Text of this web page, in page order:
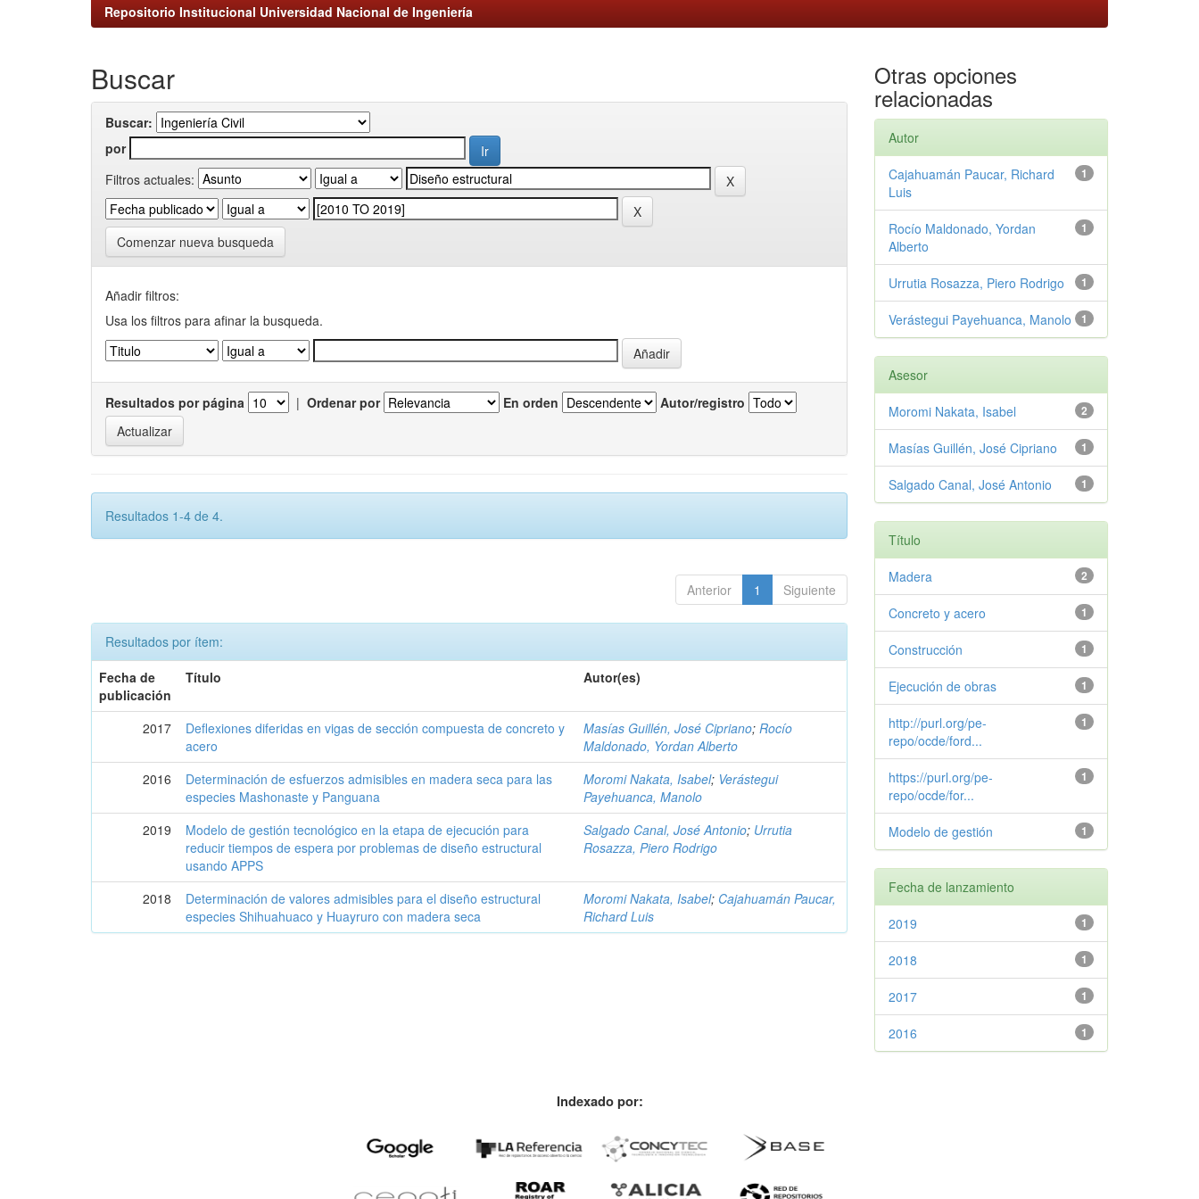
Repositorio Institucional Universidad Nacional de Ingeniería
Buscar
Buscar:
por
Filtros actuales:
Comenzar nueva busqueda
Añadir filtros:
Usa los filtros para afinar la busqueda.
Resultados por página | Ordenar por En orden Autor/registro
Resultados 1-4 de 4.
Anterior 1 Siguiente
Resultados por ítem:
Fecha de
publicación
Título Autor(es)
2017
Deflexiones diferidas en vigas de sección compuesta de concreto y
acero
Masías Guillén, José Cipriano; Rocío
Maldonado, Yordan Alberto
2016
Determinación de esfuerzos admisibles en madera seca para las
especies Mashonaste y Panguana
Moromi Nakata, Isabel; Verástegui
Payehuanca, Manolo
2019
Modelo de gestión tecnológico en la etapa de ejecución para
reducir tiempos de espera por problemas de diseño estructural
usando APPS
Salgado Canal, José Antonio; Urrutia
Rosazza, Piero Rodrigo
2018
Determinación de valores admisibles para el diseño estructural
especies Shihuahuaco y Huayruro con madera seca
Moromi Nakata, Isabel; Cajahuamán Paucar,
Richard Luis
Otras opciones
relacionadas
Autor
1
Cajahuamán Paucar, Richard
Luis
1
Rocío Maldonado, Yordan
Alberto
1
Urrutia Rosazza, Piero Rodrigo
1
Verástegui Payehuanca, Manolo
Asesor
2
Moromi Nakata, Isabel
1
Masías Guillén, José Cipriano
1
Salgado Canal, José Antonio
Título
2
Madera
1
Concreto y acero
1
Construcción
1
Ejecución de obras
1
http://purl.org/pe-
repo/ocde/ford...
1
https://purl.org/pe-
repo/ocde/for...
1
Modelo de gestión
Fecha de lanzamiento
1
2019
1
2018
1
2017
1
2016
Indexado por: